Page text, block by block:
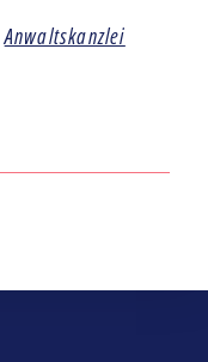
Anwaltskanzlei